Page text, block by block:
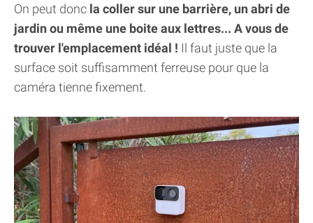
On peut donc la coller sur une barrière, un abri de
jardin ou même une boite aux lettres... A vous de
trouver l'emplacement idéal ! Il faut juste que la
surface soit suffisamment ferreuse pour que la
caméra tienne fixement.